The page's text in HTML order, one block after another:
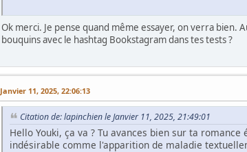
Ok merci. Je pense quand même essayer, on verra bien.
bouquins avec le hashtag Bookstagram dans tes tests ?
Janvier 11, 2025, 22:06:13
Citation de: lapinchien le Janvier 11, 2025, 21:49:01
Hello Youki, ça va ? Tu avances bien sur ta
indésirable comme l'apparition de maladie